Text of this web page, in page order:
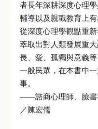
者長年深耕深度心理
輔導以及親職教育上
從深度心理學觀點重
萃取出對人類發展重
長、愛、孤獨與意義
一般民眾，在本書中
事。
——諮商心理師、臉書
／陳宏儒